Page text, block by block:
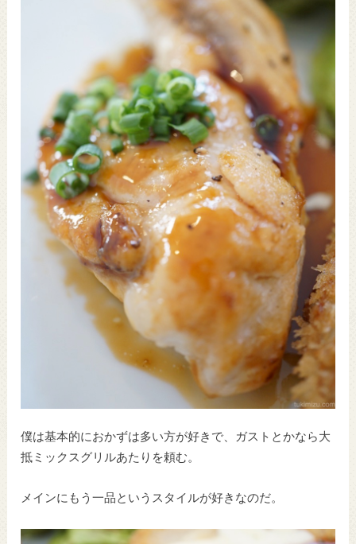
僕は基本的におかずは多い方が好きで、ガストとかなら大
抵ミックスグリルあたりを頼む。
メインにもう一品というスタイルが好きなのだ。